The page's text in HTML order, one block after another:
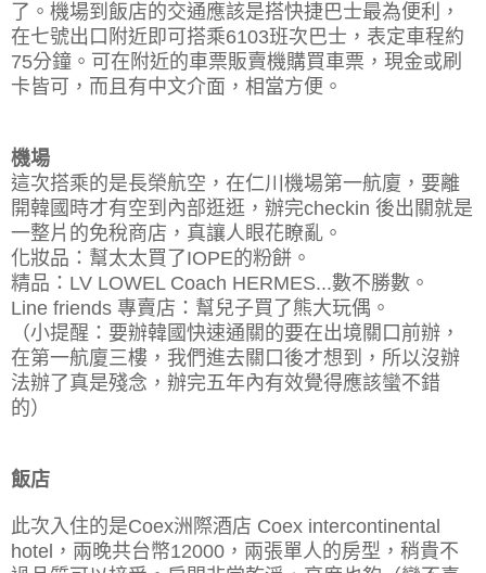
了。機場到飯店的交通應該是搭快捷巴士最為便利，
在七號出口附近即可搭乘6103班次巴士，表定車程約
75分鐘。可在附近的車票販賣機購買車票，現金或刷
卡皆可，而且有中文介面，相當方便。
機場
這次搭乘的是長榮航空，在仁川機場第一航廈，要離
開韓國時才有空到內部逛逛，辦完checkin 後出關就是
一整片的免稅商店，真讓人眼花瞭亂。
化妝品：幫太太買了IOPE的粉餅。
精品：LV LOWEL Coach HERMES...數不勝數。
Line friends 專賣店：幫兒子買了熊大玩偶。
（小提醒：要辦韓國快速通關的要在出境關口前辦，
在第一航廈三樓，我們進去關口後才想到，所以沒辦
法辦了真是殘念，辦完五年內有效覺得應該蠻不錯
的）
飯店
此次入住的是Coex洲際酒店 Coex intercontinental
hotel，兩晚共台幣12000，兩張單人的房型，稍貴不